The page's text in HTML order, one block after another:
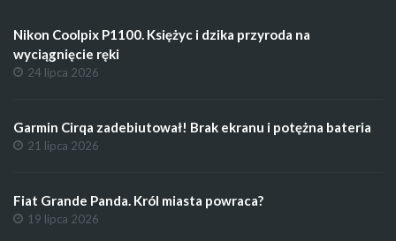
Nikon Coolpix P1100. Księżyc i dzika przyroda na
wyciągnięcie ręki
24 lipca 2026
Garmin Cirqa zadebiutował! Brak ekranu i potężna bateria
21 lipca 2026
Fiat Grande Panda. Król miasta powraca?
19 lipca 2026